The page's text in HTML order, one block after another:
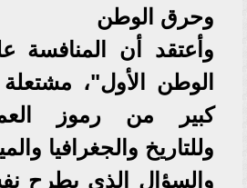
وحرق الوطن
وأعتقد أن المنافسة
الوطن الأول"،
كبير من رموز
وللتاريخ والجغرافيا
والسؤال الذى يطرح